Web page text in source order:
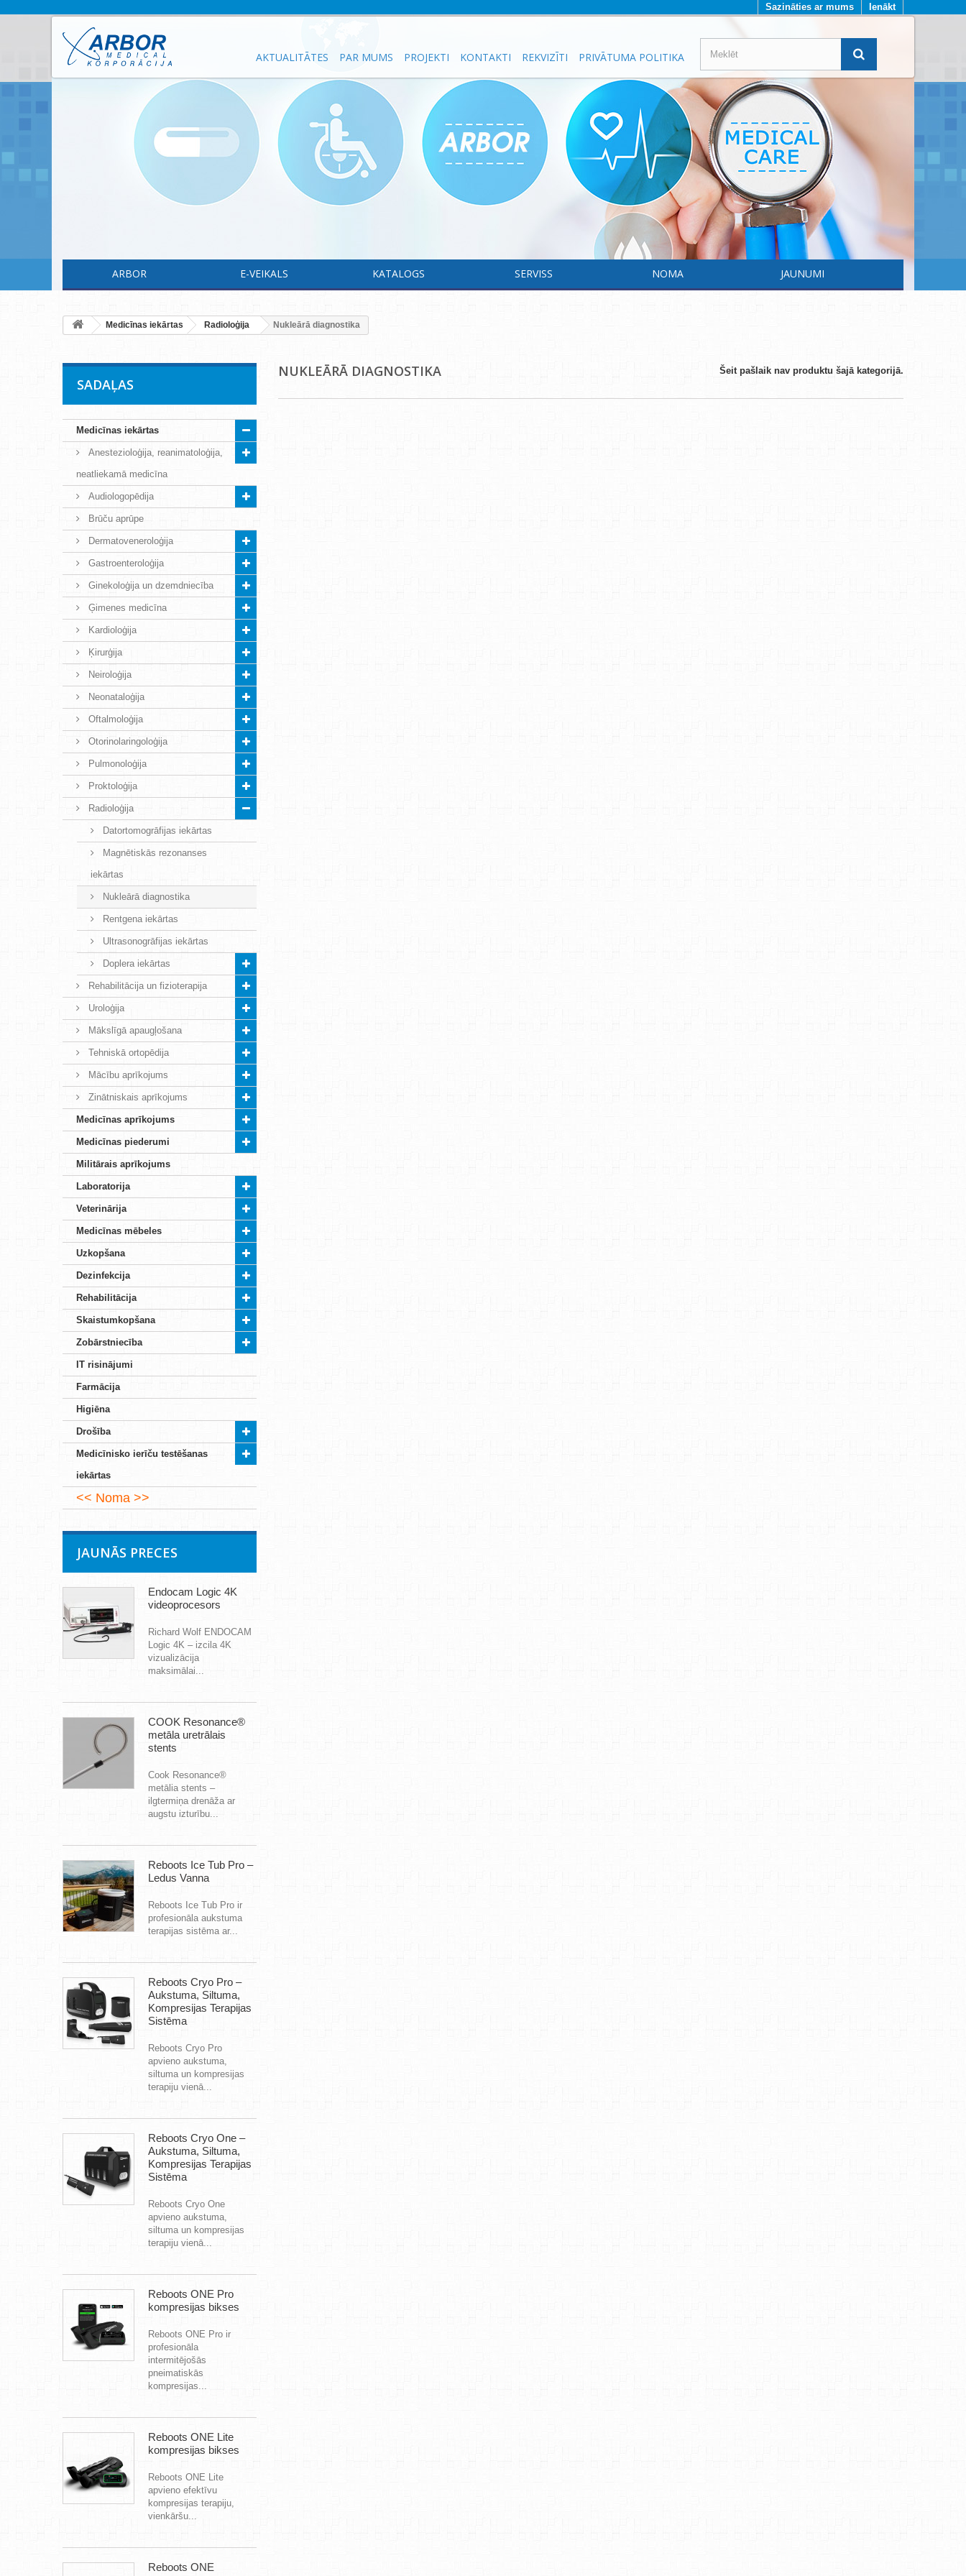
Ienākt
Sazināties ar mums
AKTUALITĀTES PAR MUMS PROJEKTI KONTAKTI REKVIZĪTI PRIVĀTUMA POLITIKA
ARBOR E-VEIKALS KATALOGS SERVISS NOMA JAUNUMI
Medicīnas iekārtas Radioloģija Nukleārā diagnostika
SADAĻAS
Medicīnas iekārtas
Anestezioloģija, reanimatoloģija,
neatliekamā medicīna
Audiologopēdija
Brūču aprūpe
Dermatoveneroloģija
Gastroenteroloģija
Ginekoloģija un dzemdniecība
Ģimenes medicīna
Kardioloģija
Ķirurģija
Neiroloģija
Neonataloģija
Oftalmoloģija
Otorinolaringoloģija
Pulmonoloģija
Proktoloģija
Radioloģija
Datortomogrāfijas iekārtas
Magnētiskās rezonanses
iekārtas
Nukleārā diagnostika
Rentgena iekārtas
Ultrasonogrāfijas iekārtas
Doplera iekārtas
Rehabilitācija un fizioterapija
Uroloģija
Mākslīgā apaugļošana
Tehniskā ortopēdija
Mācību aprīkojums
Zinātniskais aprīkojums
Medicīnas aprīkojums
Medicīnas piederumi
Militārais aprīkojums
Laboratorija
Veterinārija
Medicīnas mēbeles
Uzkopšana
Dezinfekcija
Rehabilitācija
Skaistumkopšana
Zobārstniecība
IT risinājumi
Farmācija
Higiēna
Drošība
Medicīnisko ierīču testēšanas
iekārtas
Noma
JAUNĀS PRECES
Endocam Logic 4K
videoprocesors
Richard Wolf ENDOCAM
Logic 4K – izcila 4K
vizualizācija
maksimālai...
COOK Resonance®
metāla uretrālais
stents
Cook Resonance®
metālia stents –
ilgtermiņa drenāža ar
augstu izturību...
Reboots Ice Tub Pro –
Ledus Vanna
Reboots Ice Tub Pro ir
profesionāla aukstuma
terapijas sistēma ar...
Reboots Cryo Pro –
Aukstuma, Siltuma,
Kompresijas Terapijas
Sistēma
Reboots Cryo Pro
apvieno aukstuma,
siltuma un kompresijas
terapiju vienā...
Reboots Cryo One –
Aukstuma, Siltuma,
Kompresijas Terapijas
Sistēma
Reboots Cryo One
apvieno aukstuma,
siltuma un kompresijas
terapiju vienā...
Reboots ONE Pro
kompresijas bikses
Reboots ONE Pro ir
profesionāla
intermitējošās
pneimatiskās
kompresijas...
Reboots ONE Lite
kompresijas bikses
Reboots ONE Lite
apvieno efektīvu
kompresijas terapiju,
vienkāršu...
Reboots ONE
NUKLEĀRĀ DIAGNOSTIKA Šeit pašlaik nav produktu šajā kategorijā.